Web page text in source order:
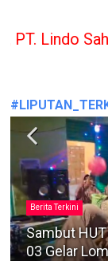
#MafiaTanah
Sengketa
Diminta
Kegaduhan